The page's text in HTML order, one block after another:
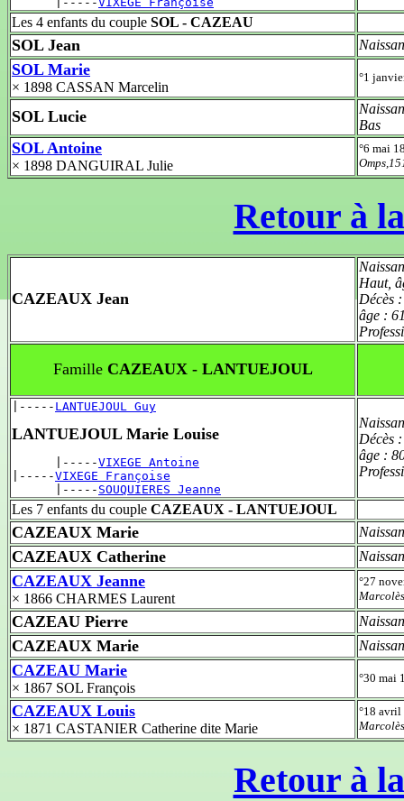
Les 4 enfants du couple SOL - CAZEAU
SOL Jean
SOL Marie
× 1898 CASSAN Marcelin
°1
SOL Lucie
Bas
SOL Antoine
× 1898 DANGUIRAL Julie
°6 mai
Retour à
CAZEAUX Jean
Haut,
Décès
âge :
FamilleCAZEAUX - LANTUEJOUL
|----- LANTUEJOUL Guy
LANTUEJOUL Marie Louise
      |-----
VIXEGE Antoine
|-----VIXEGE Françoise
      |-----
SOUQUIERES Jeanne
Décès
âge :
Les 7 enfants du couple CAZEAUX - LANTUEJOUL
CAZEAUX Marie
CAZEAUX Catherine
CAZEAUX Jeanne
× 1866 CHARMES Laurent
°27
CAZEAU Pierre
CAZEAUX Marie
CAZEAU Marie
× 1867 SOL François
°30 mai
CAZEAUX Louis
× 1871 CASTANIER Catherine dite Marie
°18
Retour à